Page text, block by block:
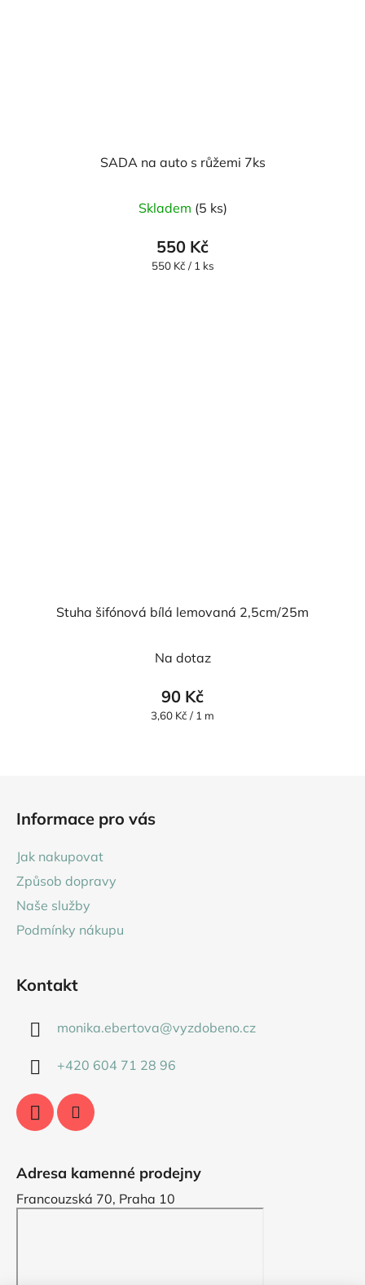
SADA na auto s růžemi 7ks
Skladem (5 ks)
550 Kč
Měrná
550 Kč / 1 ks
Stuha šifónová bílá lemovaná 2,5cm/25m
hodnocení
produktu
je
Na dotaz
90 Kč
Měrná
3,60 Kč / 1 m
Informace pro vás
Jak nakupovat
Způsob dopravy
Naše služby
Podmínky nákupu
Kontakt
monika.ebertova@vyzdobeno.cz
+420 604 71 28 96
Adresa kamenné prodejny
Francouzská 70, Praha 10